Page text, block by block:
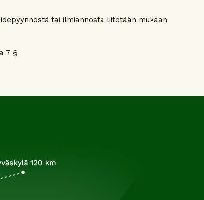
tai ilmiannosta liitetään mukaan
7 §